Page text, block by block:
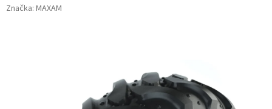
Značka: MAXAM